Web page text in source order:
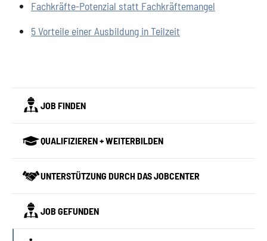
Fachkräfte-Potenzial statt Fachkräftemangel
5 Vorteile einer Ausbildung in Teilzeit
JOB FINDEN
QUALIFIZIEREN + WEITERBILDEN
UNTERSTÜTZUNG DURCH DAS JOBCENTER
JOB GEFUNDEN